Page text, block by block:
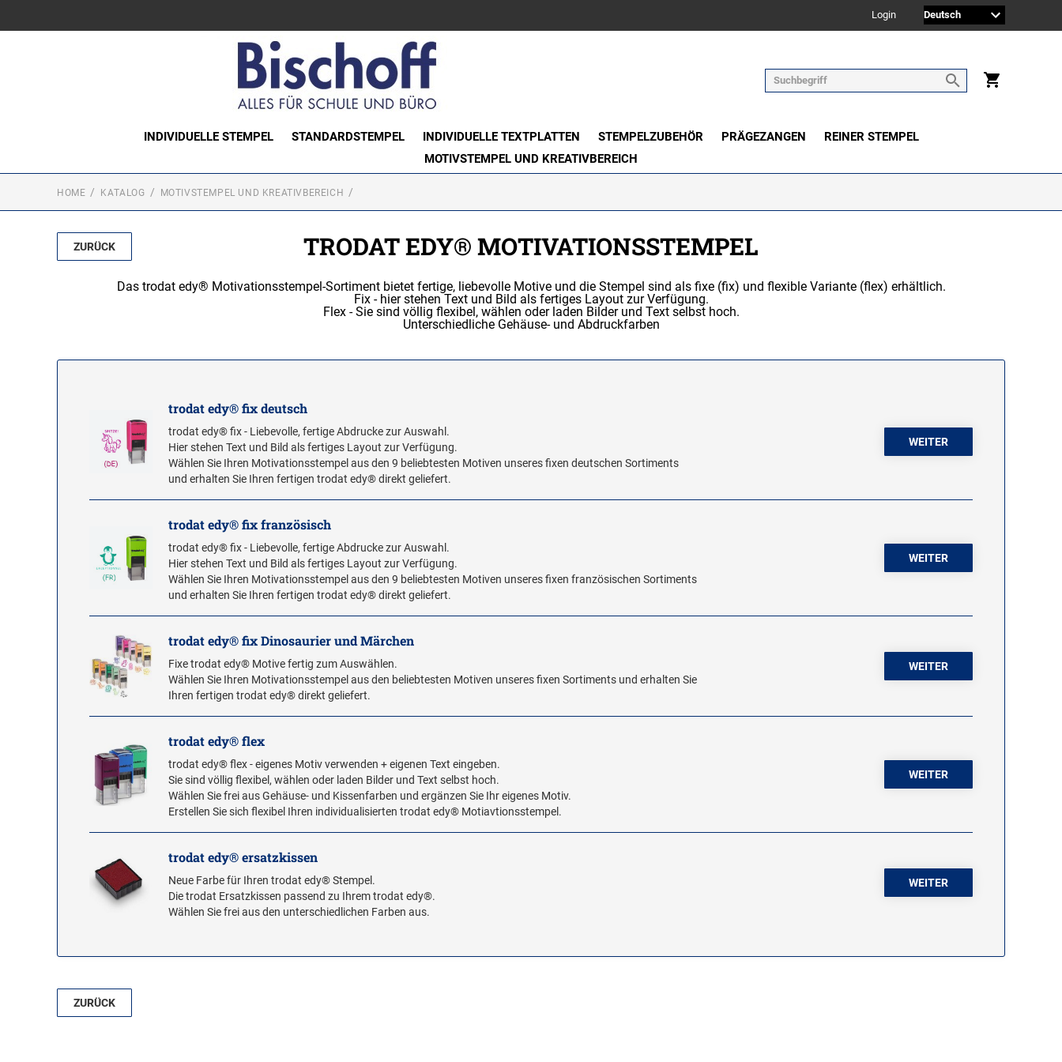
Login
INDIVIDUELLE STEMPEL STANDARDSTEMPEL INDIVIDUELLE TEXTPLATTEN STEMPELZUBEHÖR PRÄGEZANGEN
REINER STEMPEL
MOTIVSTEMPEL UND KREATIVBEREICH
HOME KATALOG MOTIVSTEMPEL UND KREATIVBEREICH
ZURÜCK TRODAT EDY® MOTIVATIONSSTEMPEL
Das trodat edy® Motivationsstempel-Sortiment bietet fertige, liebevolle Motive und die Stempel sind als fixe (fix) und flexible Variante (flex) erhältlich.
Fix - hier stehen Text und Bild als fertiges Layout zur Verfügung.
Flex - Sie sind völlig flexibel, wählen oder laden Bilder und Text selbst hoch.
Unterschiedliche Gehäuse- und Abdruckfarben
trodat edy® fix deutsch
trodat edy® fix - Liebevolle, fertige Abdrucke zur Auswahl.
Hier stehen Text und Bild als fertiges Layout zur Verfügung.
Wählen Sie Ihren Motivationsstempel aus den 9 beliebtesten Motiven unseres fixen deutschen Sortiments
und erhalten Sie Ihren fertigen trodat edy® direkt geliefert.
WEITER
trodat edy® fix französisch
trodat edy® fix - Liebevolle, fertige Abdrucke zur Auswahl.
Hier stehen Text und Bild als fertiges Layout zur Verfügung.
Wählen Sie Ihren Motivationsstempel aus den 9 beliebtesten Motiven unseres fixen französischen Sortiments
und erhalten Sie Ihren fertigen trodat edy® direkt geliefert.
WEITER
trodat edy® fix Dinosaurier und Märchen
Fixe trodat edy® Motive fertig zum Auswählen.
Wählen Sie Ihren Motivationsstempel aus den beliebtesten Motiven unseres fixen Sortiments und erhalten Sie
Ihren fertigen trodat edy® direkt geliefert.
WEITER
trodat edy® flex
trodat edy® flex - eigenes Motiv verwenden + eigenen Text eingeben.
Sie sind völlig flexibel, wählen oder laden Bilder und Text selbst hoch.
Wählen Sie frei aus Gehäuse- und Kissenfarben und ergänzen Sie Ihr eigenes Motiv.
Erstellen Sie sich flexibel Ihren individualisierten trodat edy® Motiavtionsstempel.
WEITER
trodat edy® ersatzkissen
Neue Farbe für Ihren trodat edy® Stempel.
Die trodat Ersatzkissen passend zu Ihrem trodat edy®.
Wählen Sie frei aus den unterschiedlichen Farben aus.
WEITER
ZURÜCK